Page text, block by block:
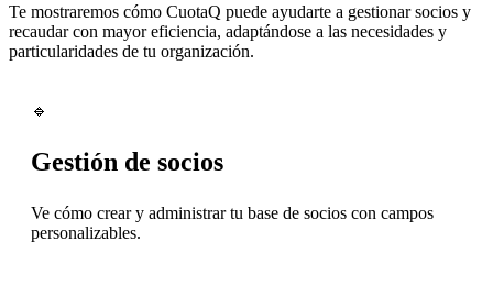
Te mostraremos cómo CuotaQ puede ayudarte a gestionar socios y
recaudar con mayor eficiencia, adaptándose a las necesidades y
particularidades de tu organización.
🔹
Gestión de socios
Ve cómo crear y administrar tu base de socios con campos
personalizables.